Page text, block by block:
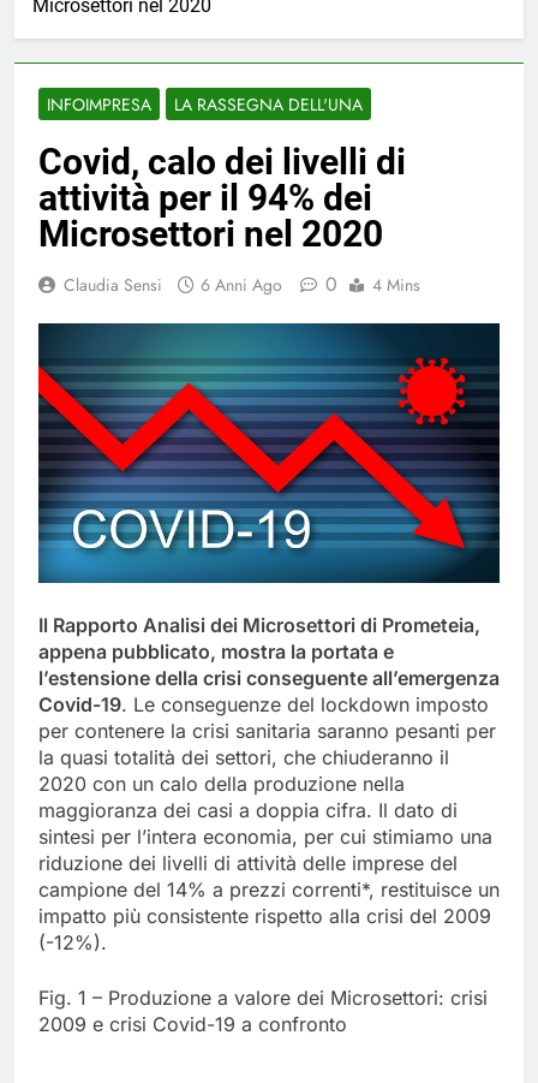
Microsettori nel 2020
INFOIMPRESA LA RASSEGNA DELL'UNA
Covid, calo dei livelli di
attività per il 94% dei
Microsettori nel 2020
Claudia Sensi 6 Anni Ago 0 4 Mins
Il Rapporto Analisi dei Microsettori di Prometeia,
appena pubblicato, mostra la portata e
l’estensione della crisi conseguente all’emergenza
Covid-19. Le conseguenze del lockdown imposto
per contenere la crisi sanitaria saranno pesanti per
la quasi totalità dei settori, che chiuderanno il
2020 con un calo della produzione nella
maggioranza dei casi a doppia cifra. Il dato di
sintesi per l’intera economia, per cui stimiamo una
riduzione dei livelli di attività delle imprese del
campione del 14% a prezzi correnti*, restituisce un
impatto più consistente rispetto alla crisi del 2009
(-12%).
Fig. 1 – Produzione a valore dei Microsettori: crisi
2009 e crisi Covid-19 a confronto